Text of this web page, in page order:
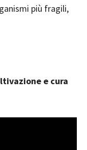
più fragili,
e cura